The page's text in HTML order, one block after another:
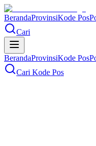
BerandaProvinsiKode Pos
Cari
BerandaProvinsiKode Pos
Cari Kode Pos